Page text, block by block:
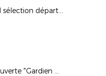
Match amical sélection départementale Sport Adapté - 20 février 2018
Module Découverte "Gardien de But" - 2 et 3 février 2018